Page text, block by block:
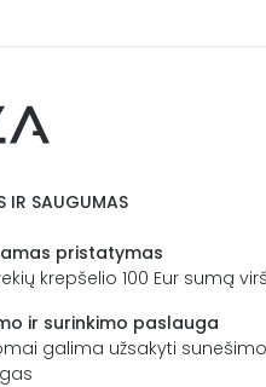
IR SAUGUMAS
pristatymas
krepšelio 100 Eur sumą
ir surinkimo paslauga
galima užsakyti